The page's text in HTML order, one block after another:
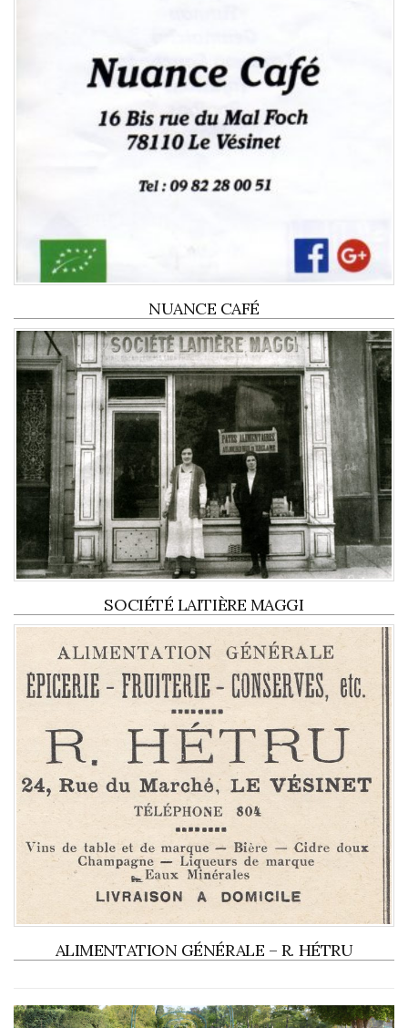
NUANCE CAFÉ
SOCIÉTÉ LAITIÈRE MAGGI
ALIMENTATION GÉNÉRALE – R. HÉTRU